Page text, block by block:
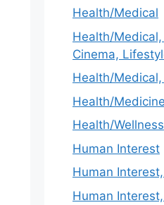
Health/Medical
Health/
Cinema,
Health/
Health/Medicine
Health/Wellness
Human Interest
Human
Human